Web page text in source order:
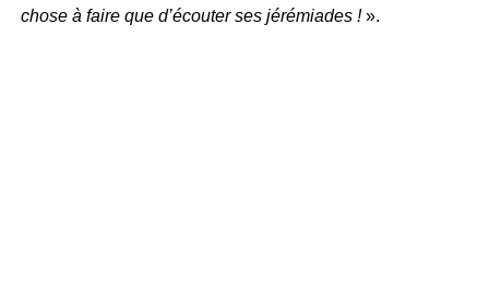
chose à faire que d’écouter ses jérémiades !».